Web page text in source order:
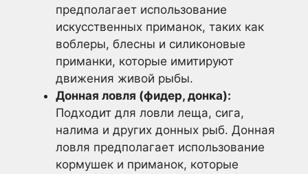
предполагает использование
искусственных приманок, таких как
воблеры, блесны и силиконовые
приманки, которые имитируют
движения живой рыбы.
Донная ловля (фидер, донка):
Подходит для ловли леща, сига,
налима и других донных рыб. Донная
ловля предполагает использование
кормушек и приманок, которые